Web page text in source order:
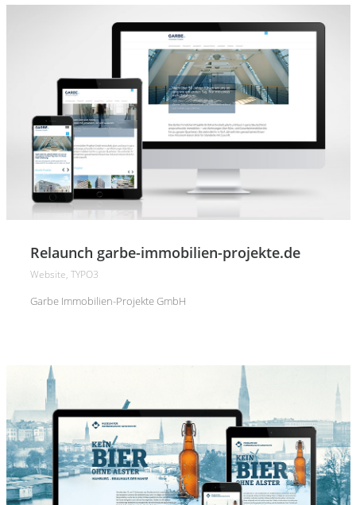
Relaunch garbe-immobilien-projekte.de
Website, TYPO3
Garbe Immobilien-Projekte GmbH